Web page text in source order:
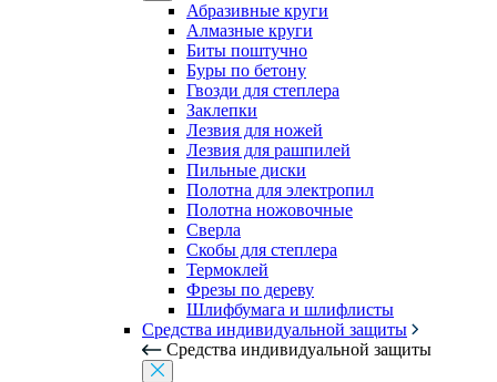
Абразивные круги
Алмазные круги
Биты поштучно
Буры по бетону
Гвозди для степлера
Заклепки
Лезвия для ножей
Лезвия для рашпилей
Пильные диски
Полотна для электропил
Полотна ножовочные
Сверла
Скобы для степлера
Термоклей
Фрезы по дереву
Шлифбумага и шлифлисты
Средства индивидуальной защиты
Средства индивидуальной защиты